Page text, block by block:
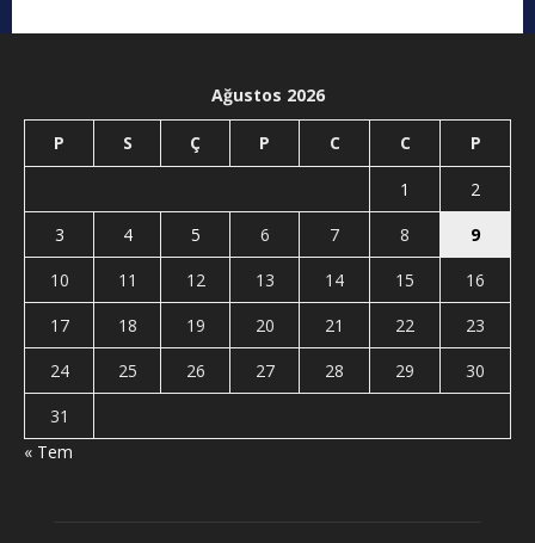
Ağustos 2026
P S Ç P C C P
1
2
3
4 5 6 7 8
9
10
11 12 13 14 15
16
17
18 19 20 21 22
23
24
25 26 27 28 29
30
31
« Tem